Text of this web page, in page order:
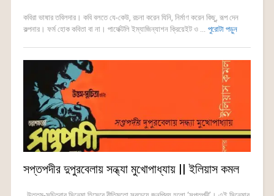
কবিরা ভাষার তবিলদার। কবি বলতে যে-কেউ, রচনা করেন যিনি, নির্মাণ করেন কিছু, রূপ দেন
কল্পনার। ফর্ম হোক কবিতা বা না। পার্ফেক্টলি ইম্যাজিন্যাশন ক্রিয়েইট ও ... পুরোটা পড়ুন
সপ্তপদীর দুপুরবেলায় সন্ধ্যা মুখোপাধ্যায় || ইলিয়াস কমল